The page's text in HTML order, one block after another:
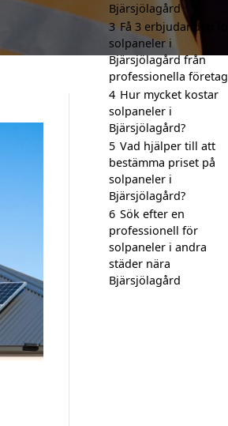
Bjärsjölagård
3 Få 3 erbjudanden för
solpaneler i
Bjärsjölagård från
professionella företag
4 Hur mycket kostar
solpaneler i
Bjärsjölagård?
5 Vad hjälper till att
bestämma priset på
solpaneler i
Bjärsjölagård?
6 Sök efter en
professionell för
solpaneler i andra
städer nära
Bjärsjölagård